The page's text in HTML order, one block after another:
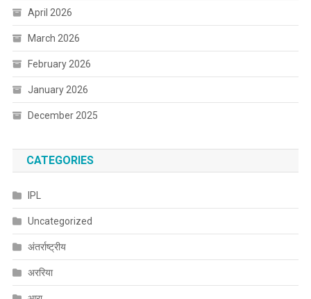
April 2026
March 2026
February 2026
January 2026
December 2025
CATEGORIES
IPL
Uncategorized
अंतर्राष्ट्रीय
अररिया